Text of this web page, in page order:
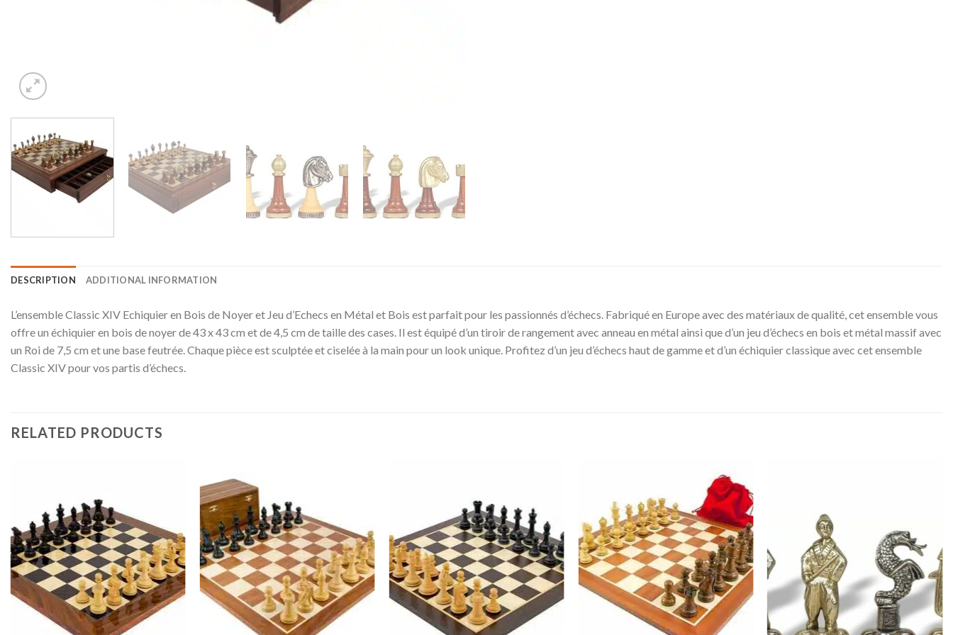
DESCRIPTION ADDITIONAL INFORMATION
L’ensemble Classic XIV Echiquier en Bois de Noyer et Jeu d’Echecs en Métal et Bois est parfait pour les passionnés d’échecs. Fabriqué en Europe avec des matériaux de qualité, cet ensemble vous
offre un échiquier en bois de noyer de 43 x 43 cm et de 4,5 cm de taille des cases. Il est équipé d’un tiroir de rangement avec anneau en métal ainsi que d’un jeu d’échecs en bois et métal massif avec
un Roi de 7,5 cm et une base feutrée. Chaque pièce est sculptée et ciselée à la main pour un look unique. Profitez d’un jeu d’échecs haut de gamme et d’un échiquier classique avec cet ensemble
Classic XIV pour vos partis d’échecs.
RELATED PRODUCTS